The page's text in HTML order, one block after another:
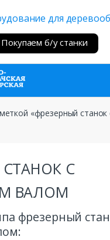
для
Покупаем б/у станки
«фрезерный станок
С
ВАЛОМ
фрезерный